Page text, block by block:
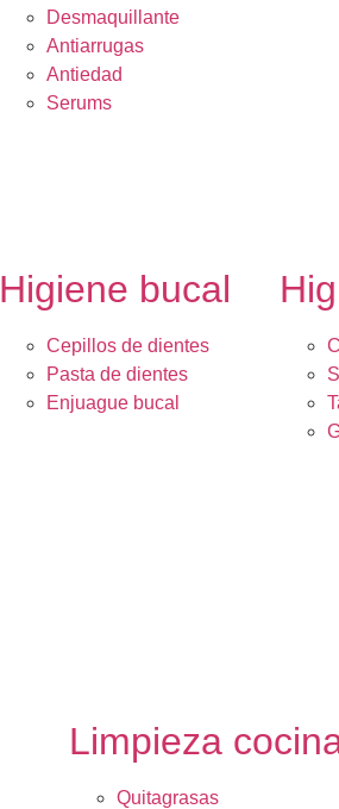
Desmaquillante
Antiarrugas
Antiedad
Serums
Higiene bucal
Cepillos de dientes
Pasta de dientes
Enjuague bucal
Limpieza
Quitagrasas